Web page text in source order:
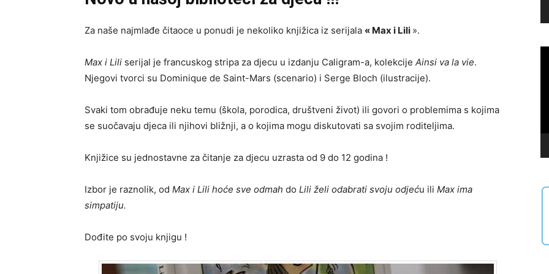
Za naše najmlađe čitaoce u ponudi je nekoliko knjižica iz serijala « Max i Lili ».
Max i Lili serijal je francuskog stripa za djecu u izdanju Caligram-a, kolekcije Ainsi va la vie.
Njegovi tvorci su Dominique de Saint-Mars (scenario) i Serge Bloch (ilustracije).
Svaki tom obrađuje neku temu (škola, porodica, društveni život) ili govori o problemima s kojima
se suočavaju djeca ili njihovi bližnji, a o kojima mogu diskutovati sa svojim roditeljima.
Knjižice su jednostavne za čitanje za djecu uzrasta od 9 do 12 godina !
Izbor je raznolik, od Max i Lili hoće sve odmah do Lili želi odabrati svoju odjeću ili Max ima
simpatiju.
Dođite po svoju knjigu !